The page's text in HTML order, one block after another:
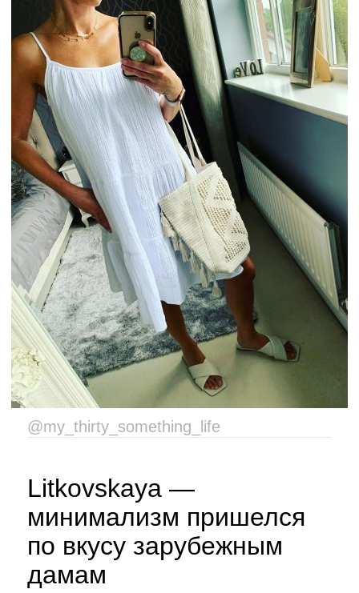
@my_thirty_something_life
Litkovskaya —
минимализм пришелся
по вкусу зарубежным
дамам